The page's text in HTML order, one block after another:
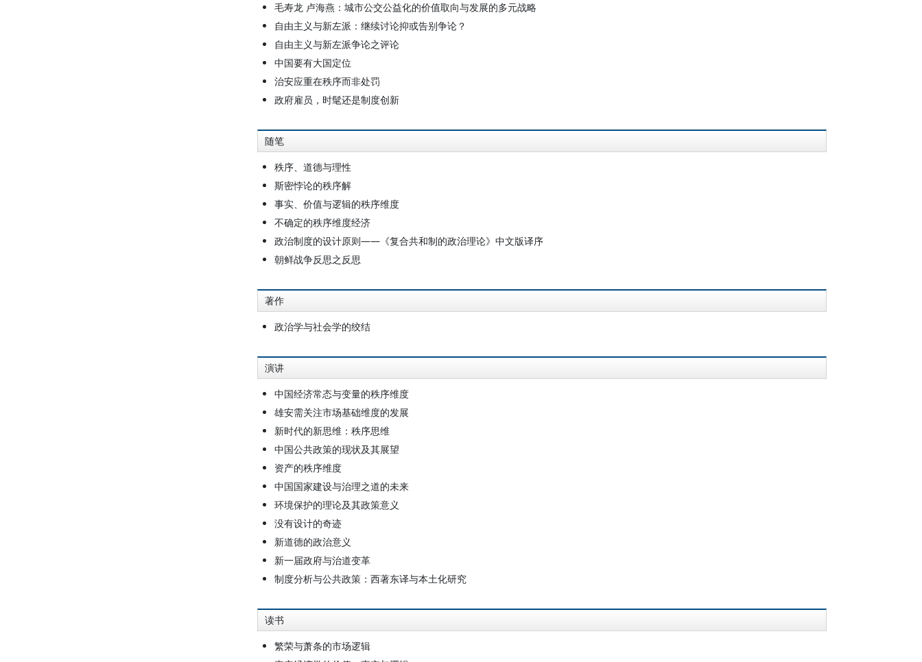
毛寿龙 卢海燕：城市公交公益化的价值取向与发展的多元战略
自由主义与新左派：继续讨论抑或告别争论？
自由主义与新左派争论之评论
中国要有大国定位
治安应重在秩序而非处罚
政府雇员，时髦还是制度创新
随笔
秩序、道德与理性
斯密悖论的秩序解
事实、价值与逻辑的秩序维度
不确定的秩序维度经济
政治制度的设计原则——《复合共和制的政治理论》中文版译序
朝鲜战争反思之反思
著作
政治学与社会学的绞结
演讲
中国经济常态与变量的秩序维度
雄安需关注市场基础维度的发展
新时代的新思维：秩序思维
中国公共政策的现状及其展望
资产的秩序维度
中国国家建设与治理之道的未来
环境保护的理论及其政策意义
没有设计的奇迹
新道德的政治意义
新一届政府与治道变革
制度分析与公共政策：西著东译与本土化研究
读书
繁荣与萧条的市场逻辑